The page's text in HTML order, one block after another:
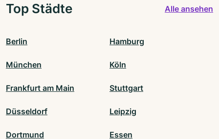
Top Städte Alle ansehen
Berlin Hamburg
München Köln
Frankfurt am Main Stuttgart
Düsseldorf Leipzig
Dortmund Essen